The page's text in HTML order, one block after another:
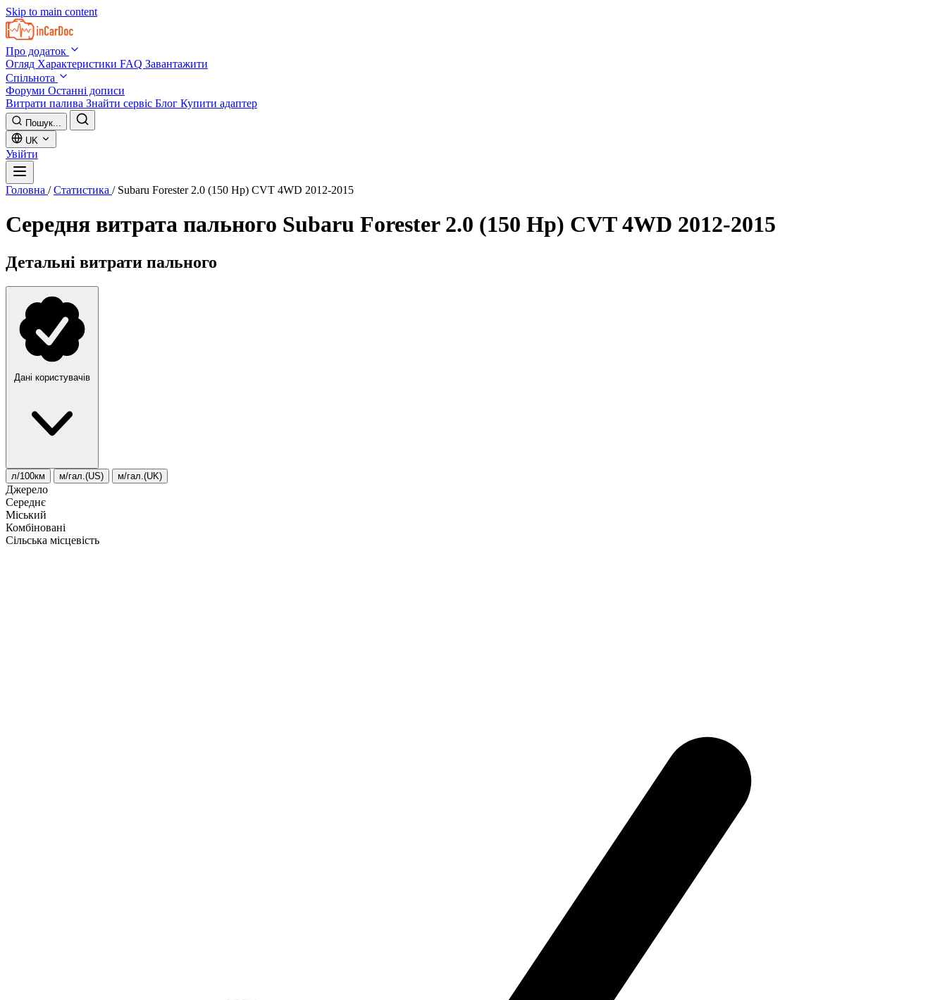
Skip to main content
Про додаток
Огляд Характеристики FAQ Завантажити
Спільнота
Форуми Останні дописи
Витрати палива Знайти сервіс Блог Купити адаптер
Пошук...
UK
Увійти
Головна / Статистика / Subaru Forester 2.0 (150 Hp) CVT 4WD 2012-2015
Середня витрата пального Subaru Forester 2.0 (150 Hp) CVT 4WD 2012-2015
Детальні витрати пального
Дані користувачів
л/100км м/гал.(US) м/гал.(UK)
Джерело
Середнє
Міський
Комбіновані
Сільська місцевість